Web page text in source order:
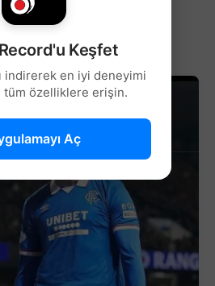
YAZILAR...
İçin Yeni Aday!
Keşfet
indirerek en iyi deneyimi
tüm özelliklere erişin.
Aç